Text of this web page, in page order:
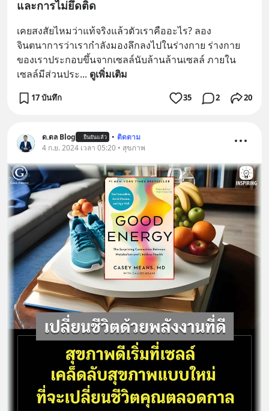
และการไม่ยึดติด
เคยสงสัยไหมว่าแท้จริงแล้วตัวเราคืออะไร? ลอง
จินตนาการว่าเรากำลังมองลึกลงไปในร่างกาย ร่างกาย
ของเราประกอบขึ้นจากเซลล์นับล้านล้านเซลล์ ภายใน
เซลล์มีส่วนประ... ดูเพิ่มเติม
17 บันทึก 35 2 20
ด.ดล Blog ยืนยันแล้ว • ติดตาม
4 ก.ย. 2024 เวลา 05:20 • สุขภาพ